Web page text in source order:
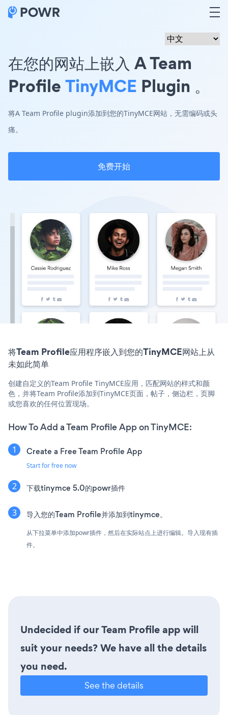
在您的网站上嵌入 A Team
ProfileTinyMCE Plugin 。
将A Team Profile plugin添加到您的TinyMCE网站，无需编码或头
痛。
免费开始
将Team Profile应用程序嵌入到您的TinyMCE网站上从
未如此简单
创建自定义的Team Profile TinyMCE应用，匹配网站的样式和颜
色，并将Team Profile添加到TinyMCE页面，帖子，侧边栏，页脚
或您喜欢的任何位置现场。
How To Add a Team Profile App on TinyMCE:
Create a Free Team Profile App
Start for free now
下载tinymce 5.0的powr插件
导入您的Team Profile并添加到tinymce。
从下拉菜单中添加powr插件，然后在实际站点上进行编辑。导入现有插
件。
Undecided if our Team Profile app will
suit your needs? We have all the details
you need.
See the details